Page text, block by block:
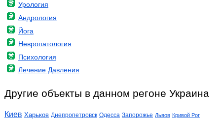
Урология
Андрология
Йога
Невропатология
Психология
Лечение Давления
Другие объекты в данном регоне Украина
Киев Харьков Днепропетровск Одесса Запорожье Львов Кривой Рог